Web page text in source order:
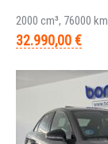
2000 cm³, 76000 km
32.990,00 €